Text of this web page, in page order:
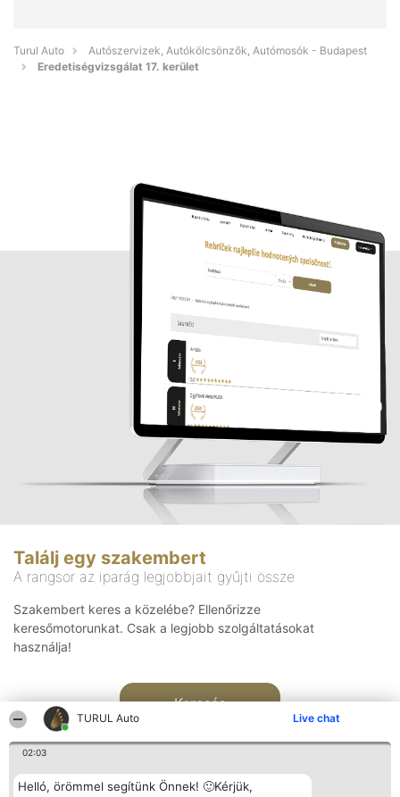
TURUL Auto Live chat
02:03
Helló, örömmel segítünk Önnek! 🙂Kérjük,
Turul Auto
Autószervizek, Autókölcsönzők, Autómosók - Budapest
Eredetiségvizsgálat 17. kerület
Találj egy szakembert
A rangsor az iparág legjobbjait gyűjti össze
Szakembert keres a közelébe? Ellenőrizze
keresőmotorunkat. Csak a legjobb szolgáltatásokat
használja!
Keresés